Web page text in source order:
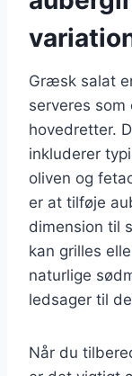
Græsk salat
serveres
hovedretter.
inkluderer
oliven og
er at tilføje
dimension til
kan grilles
naturlige
ledsager til
Når du